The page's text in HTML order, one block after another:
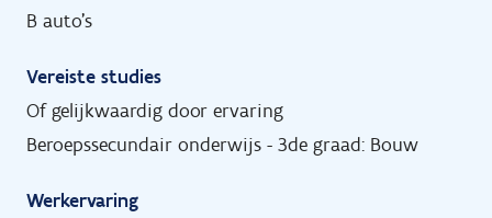
B auto's
Vereiste studies
Of gelijkwaardig door ervaring
Beroepssecundair onderwijs - 3de graad: Bouw
Werkervaring